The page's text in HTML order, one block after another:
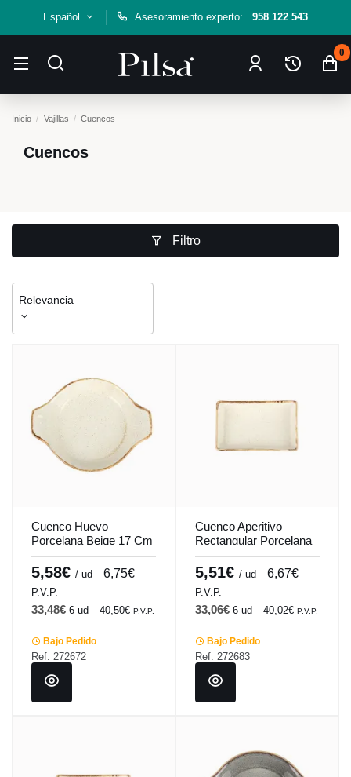
Español Asesoramiento experto: 958 122 543
0
Inicio Vajillas Cuencos
Cuencos
Filtro
Relevancia
Cuenco Huevo
Porcelana Beige 17 Cm
Seasons Porland
5,58€ / ud 6,75€
P.V.P.
33,48€ 6 ud 40,50€ P.V.P.
Bajo Pedido
Ref: 272672
Cuenco Aperitivo
Rectangular Porcelana
Beige 16 Cm Seasons
Porland
5,51€ / ud 6,67€
P.V.P.
33,06€ 6 ud 40,02€ P.V.P.
Bajo Pedido
Ref: 272683